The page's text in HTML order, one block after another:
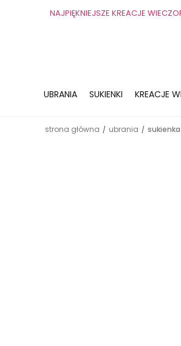
NAJPIĘKNIEJSZE KREACJE
UBRANIA SUKIENKI KREACJE
strona główna / ubrania /